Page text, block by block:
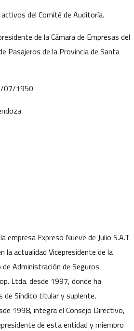
del Comité de Auditoría.
de la Cámara de Empresas del
Pasajeros de la Provincia de Santa
07/1950
empresa Expreso Nueve de Julio S.A.T
la actualidad Vicepresidente de la
Administración de Seguros
Ltda. desde 1997, donde ha
de Síndico titular y suplente,
1998, integra el Consejo Directivo,
de esta entidad y miembro